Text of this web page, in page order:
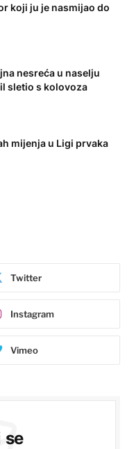
koji ju je nasmijao do
nesreća u naselju
sletio s kolovoza
mijenja u Ligi prvaka
Twitter
Instagram
Vimeo
se